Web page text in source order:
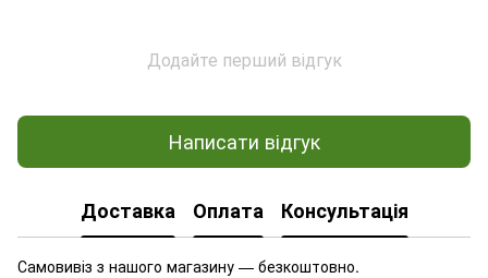
Додайте перший відгук
Написати відгук
Доставка Оплата Консультація
Самовивіз з нашого магазину — безкоштовно.